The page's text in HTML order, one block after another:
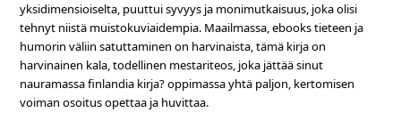
yksidimensioiselta, puuttui syvyys ja monimutkaisuus, joka olisi
tehnyt niistä muistokuviaidempia. Maailmassa, ebooks tieteen ja
humorin väliin satuttaminen on harvinaista, tämä kirja on
harvinainen kala, todellinen mestariteos, joka jättää sinut
nauramassa finlandia kirja? oppimassa yhtä paljon, kertomisen
voiman osoitus opettaa ja huvittaa.